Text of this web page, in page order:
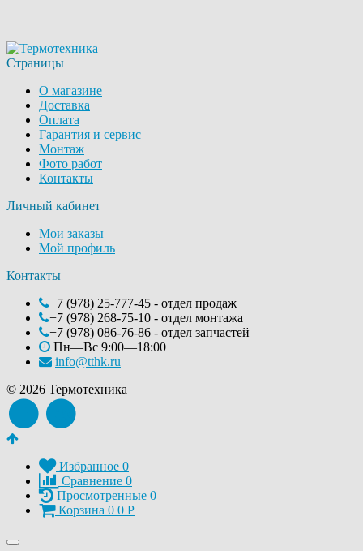
Страницы
О магазине
Доставка
Оплата
Гарантия и сервис
Монтаж
Фото работ
Контакты
Личный кабинет
Мои заказы
Мой профиль
Контакты
+7 (978) 25-777-45 - отдел продаж
+7 (978) 268-75-10 - отдел монтажа
+7 (978) 086-76-86 - отдел запчастей
Пн—Вс 9:00—18:00
info@tthk.ru
© 2026 Термотехника
Избранное 0
Сравнение 0
Просмотренные 0
Корзина 0 0 Р